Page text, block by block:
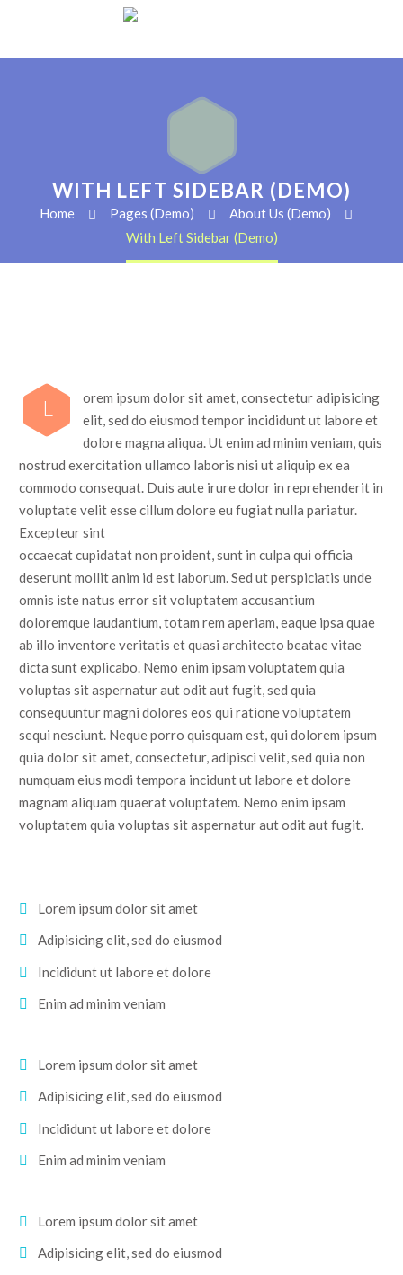
WITH LEFT SIDEBAR (DEMO)
Home Pages (Demo)
About Us (Demo)
With Left Sidebar (Demo)
L
orem ipsum dolor sit amet, consectetur adipisicing
elit, sed do eiusmod tempor incididunt ut labore et
dolore magna aliqua. Ut enim ad minim veniam, quis
nostrud exercitation ullamco laboris nisi ut aliquip ex ea
commodo consequat. Duis aute irure dolor in reprehenderit in
voluptate velit esse cillum dolore eu fugiat nulla pariatur.
Excepteur sint
occaecat cupidatat non proident, sunt in culpa qui officia
deserunt mollit anim id est laborum. Sed ut perspiciatis unde
omnis iste natus error sit voluptatem accusantium
doloremque laudantium, totam rem aperiam, eaque ipsa quae
ab illo inventore veritatis et quasi architecto beatae vitae
dicta sunt explicabo. Nemo enim ipsam voluptatem quia
voluptas sit aspernatur aut odit aut fugit, sed quia
consequuntur magni dolores eos qui ratione voluptatem
sequi nesciunt. Neque porro quisquam est, qui dolorem ipsum
quia dolor sit amet, consectetur, adipisci velit, sed quia non
numquam eius modi tempora incidunt ut labore et dolore
magnam aliquam quaerat voluptatem. Nemo enim ipsam
voluptatem quia voluptas sit aspernatur aut odit aut fugit.
Lorem ipsum dolor sit amet
Adipisicing elit, sed do eiusmod
Incididunt ut labore et dolore
Enim ad minim veniam
Lorem ipsum dolor sit amet
Adipisicing elit, sed do eiusmod
Incididunt ut labore et dolore
Enim ad minim veniam
Lorem ipsum dolor sit amet
Adipisicing elit, sed do eiusmod